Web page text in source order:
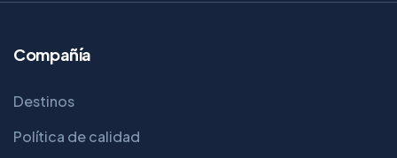
Compañía
Destinos
Política de calidad